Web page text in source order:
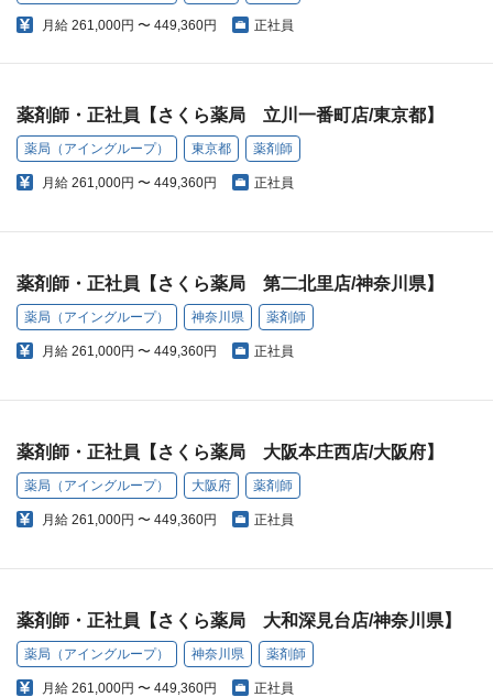
月給 261,000円 〜 449,360円 正社員
薬剤師・正社員【さくら薬局 立川一番町店/東京都】
薬局（アイングループ） 東京都 薬剤師
月給 261,000円 〜 449,360円 正社員
薬剤師・正社員【さくら薬局 第二北里店/神奈川県】
薬局（アイングループ） 神奈川県 薬剤師
月給 261,000円 〜 449,360円 正社員
薬剤師・正社員【さくら薬局 大阪本庄西店/大阪府】
薬局（アイングループ） 大阪府 薬剤師
月給 261,000円 〜 449,360円 正社員
薬剤師・正社員【さくら薬局 大和深見台店/神奈川県】
薬局（アイングループ） 神奈川県 薬剤師
月給 261,000円 〜 449,360円 正社員